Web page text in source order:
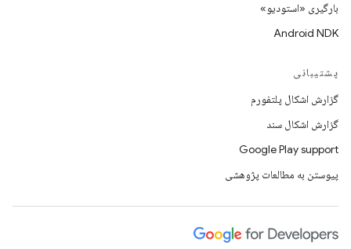
بارگیری «استودیو»
Android NDK
پشتیبانی
گزارش اشکال پلتفورم
گزارش اشکال سند
Google Play support
پیوستن به مطالعات پژوهشی